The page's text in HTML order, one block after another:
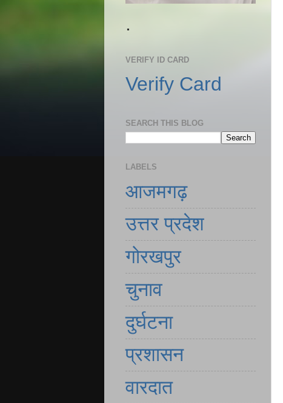
.
VERIFY ID CARD
Verify Card
SEARCH THIS BLOG
LABELS
आजमगढ़
उत्तर प्रदेश
गोरखपुर
चुनाव
दुर्घटना
प्रशासन
वारदात